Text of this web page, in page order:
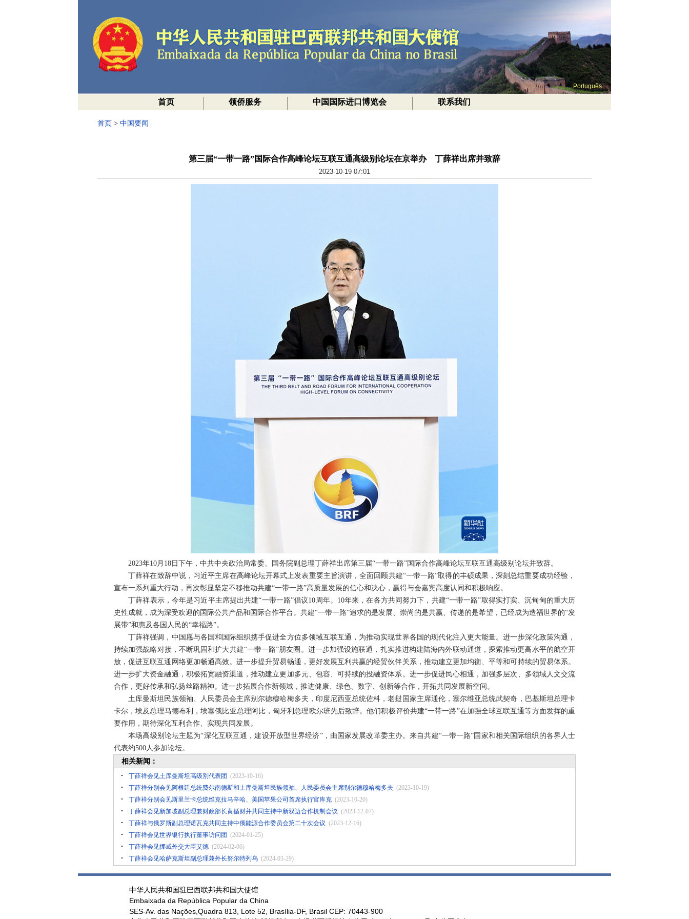
Português
首页 领侨服务 中国国际进口博览会 联系我们
首页 > 中国要闻
第三届“一带一路”国际合作高峰论坛互联互通高级别论坛在京举办 丁薛祥出席并致辞
2023-10-19 07:01
2023年10月18日下午，中共中央政治局常委、国务院副总理丁薛祥出席第三届“一带一路”国际合作高峰论坛互联互通高级别论坛并致辞。
丁薛祥在致辞中说，习近平主席在高峰论坛开幕式上发表重要主旨演讲，全面回顾共建“一带一路”取得的丰硕成果，深刻总结重要成功经验，
宣布一系列重大行动，再次彰显坚定不移推动共建“一带一路”高质量发展的信心和决心，赢得与会嘉宾高度认同和积极响应。
丁薛祥表示，今年是习近平主席提出共建“一带一路”倡议10周年。10年来，在各方共同努力下，共建“一带一路”取得实打实、沉甸甸的重大历
史性成就，成为深受欢迎的国际公共产品和国际合作平台。共建“一带一路”追求的是发展、崇尚的是共赢、传递的是希望，已经成为造福世界的“发
展带”和惠及各国人民的“幸福路”。
丁薛祥强调，中国愿与各国和国际组织携手促进全方位多领域互联互通，为推动实现世界各国的现代化注入更大能量。进一步深化政策沟通，
持续加强战略对接，不断巩固和扩大共建“一带一路”朋友圈。进一步加强设施联通，扎实推进构建陆海内外联动通道，探索推动更高水平的航空开
放，促进互联互通网络更加畅通高效。进一步提升贸易畅通，更好发展互利共赢的经贸伙伴关系，推动建立更加均衡、平等和可持续的贸易体系。
进一步扩大资金融通，积极拓宽融资渠道，推动建立更加多元、包容、可持续的投融资体系。进一步促进民心相通，加强多层次、多领域人文交流
合作，更好传承和弘扬丝路精神。进一步拓展合作新领域，推进健康、绿色、数字、创新等合作，开拓共同发展新空间。
土库曼斯坦民族领袖、人民委员会主席别尔德穆哈梅多夫，印度尼西亚总统佐科，老挝国家主席通伦，塞尔维亚总统武契奇，巴基斯坦总理卡
卡尔，埃及总理马德布利，埃塞俄比亚总理阿比，匈牙利总理欧尔班先后致辞。他们积极评价共建“一带一路”在加强全球互联互通等方面发挥的重
要作用，期待深化互利合作、实现共同发展。
本场高级别论坛主题为“深化互联互通，建设开放型世界经济”，由国家发展改革委主办。来自共建“一带一路”国家和相关国际组织的各界人士
代表约500人参加论坛。
相关新闻：
丁薛祥会见土库曼斯坦高级别代表团 (2023-10-16)
丁薛祥分别会见阿根廷总统费尔南德斯和土库曼斯坦民族领袖、人民委员会主席别尔德穆哈梅多夫 (2023-10-19)
丁薛祥分别会见斯里兰卡总统维克拉马辛哈、美国苹果公司首席执行官库克 (2023-10-20)
丁薛祥会见新加坡副总理兼财政部长黄循财并共同主持中新双边合作机制会议 (2023-12-07)
丁薛祥与俄罗斯副总理诺瓦克共同主持中俄能源合作委员会第二十次会议 (2023-12-16)
丁薛祥会见世界银行执行董事访问团 (2024-01-25)
丁薛祥会见挪威外交大臣艾德 (2024-02-06)
丁薛祥会见哈萨克斯坦副总理兼外长努尔特列乌 (2024-03-29)
中华人民共和国驻巴西联邦共和国大使馆
Embaixada da República Popular da China
SES-Av. das Nações,Quadra 813, Lote 52, Brasília-DF, Brasil CEP: 70443-900